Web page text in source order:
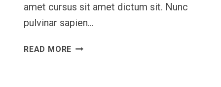
amet cursus sit amet dictum sit. Nunc
pulvinar sapien…
READ MORE DIGITAL